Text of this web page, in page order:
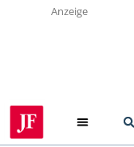
Anzeige